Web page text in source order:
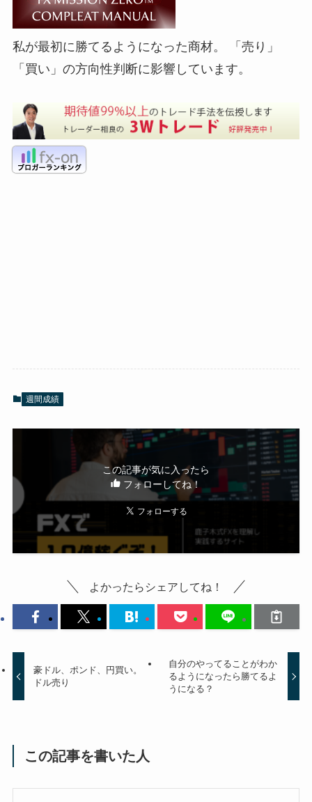
私が最初に勝てるようになった商材。 「売り」
「買い」の方向性判断に影響しています。
週間成績
この記事が気に入ったら
フォローしてね！
よかったらシェアしてね！
豪ドル、ポンド、円買い。
ドル売り
自分のやってることがわか
るようになったら勝てるよ
うになる？
この記事を書いた人